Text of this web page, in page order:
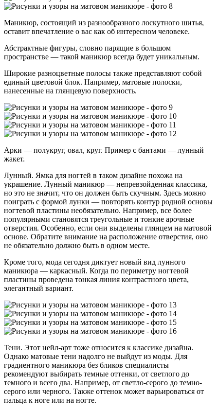
Маникюр, состоящий из разнообразного лоскутного шитья,
оставит впечатление о вас как об интересном человеке.
Абстрактные фигуры, словно парящие в большом
пространстве — такой маникюр всегда будет уникальным.
Широкие разноцветные полосы также представляют собой
единый цветовой блок. Например, матовые полоски,
нанесенные на глянцевую поверхность.
Арки — полукруг, овал, круг. Пример с бантами — лунный
жакет.
Лунный. Ямка для ногтей в таком дизайне похожа на
украшение. Лунный маникюр — непревзойденная классика,
но это не значит, что он должен быть скучным. Здесь можно
поиграть с формой лунки — повторять контур родной основы
ногтевой пластины необязательно. Например, все более
популярными становятся треугольные и тонкие арочные
отверстия. Особенно, если они выделены глянцем на матовой
основе. Обратите внимание на расположение отверстия, оно
не обязательно должно быть в одном месте.
Кроме того, мода сегодня диктует новый вид лунного
маникюра — каркасный. Когда по периметру ногтевой
пластины проведена тонкая линия контрастного цвета,
элегантный вариант.
Тени. Этот нейл-арт тоже относится к классике дизайна.
Однако матовые тени надолго не выйдут из моды. Для
градиентного маникюра без бликов специалисты
рекомендуют выбирать темные оттенки, от светлого до
темного и всего два. Например, от светло-серого до темно-
серого или черного. Также оттенок может варьироваться от
пальца к ноге или на ногте.